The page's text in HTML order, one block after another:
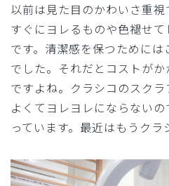
以前は見た目のかわいさ重視
すぐにヨレるものや色褪せ
です。清潔感を保つために
でした。それだとコストが
ですよね。クラシコのスク
よくてヨレヨレにならない
っています。最近はもうクラ